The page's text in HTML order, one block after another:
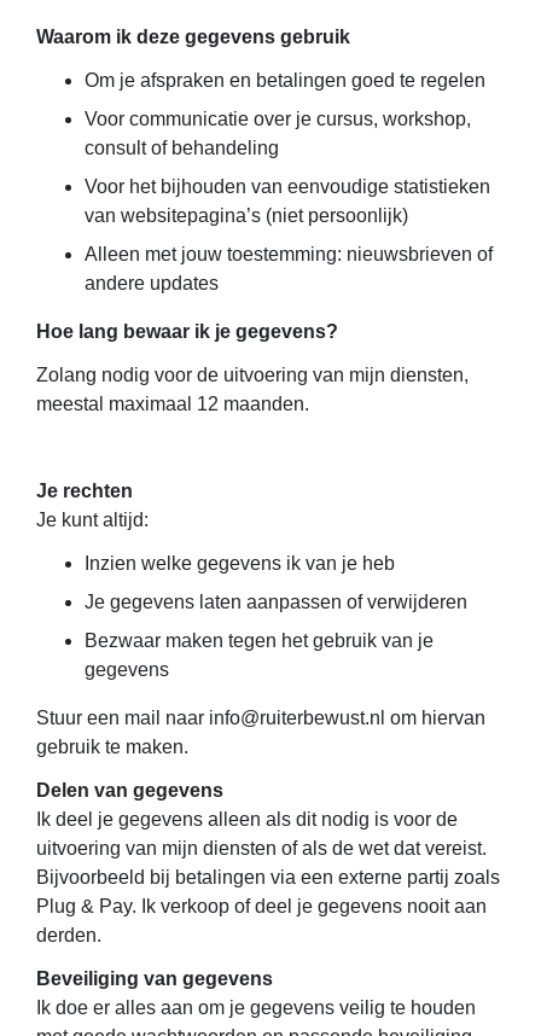
Waarom ik deze gegevens gebruik
Om je afspraken en betalingen goed te regelen
Voor communicatie over je cursus, workshop,
consult of behandeling
Voor het bijhouden van eenvoudige statistieken
van websitepagina’s (niet persoonlijk)
Alleen met jouw toestemming: nieuwsbrieven of
andere updates
Hoe lang bewaar ik je gegevens?
Zolang nodig voor de uitvoering van mijn diensten,
meestal maximaal 12 maanden.
Je rechten
Je kunt altijd:
Inzien welke gegevens ik van je heb
Je gegevens laten aanpassen of verwijderen
Bezwaar maken tegen het gebruik van je
gegevens
Stuur een mail naar info@ruiterbewust.nl om hiervan
gebruik te maken.
Delen van gegevens
Ik deel je gegevens alleen als dit nodig is voor de
uitvoering van mijn diensten of als de wet dat vereist.
Bijvoorbeeld bij betalingen via een externe partij zoals
Plug & Pay. Ik verkoop of deel je gegevens nooit aan
derden.
Beveiliging van gegevens
Ik doe er alles aan om je gegevens veilig te houden